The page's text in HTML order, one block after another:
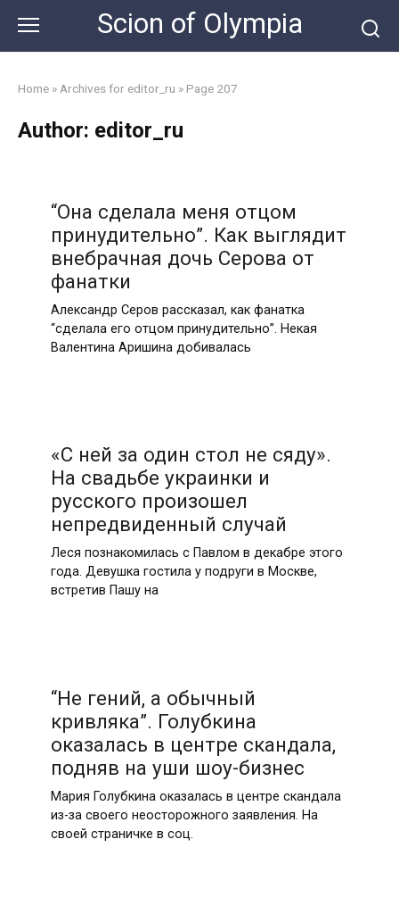
content
Scion of Olympia
Home » Archives for editor_ru » Page 207
Author: editor_ru
“Она сделала меня отцом
принудительно”. Как выглядит
внебрачная дочь Серова от
фанатки
Александр Серов рассказал, как фанатка
“сделала его отцом принудительно”. Некая
Валентина Аришина добивалась
«С ней за один стол не сяду».
На свадьбе украинки и
русского произошел
непредвиденный случай
Леся познакомилась с Павлом в декабре этого
года. Девушка гостила у подруги в Москве,
встретив Пашу на
“Не гений, а обычный
кривляка”. Голубкина
оказалась в центре скандала,
подняв на уши шоу-бизнес
Мария Голубкина оказалась в центре скандала
из-за своего неосторожного заявления. На
своей страничке в соц.